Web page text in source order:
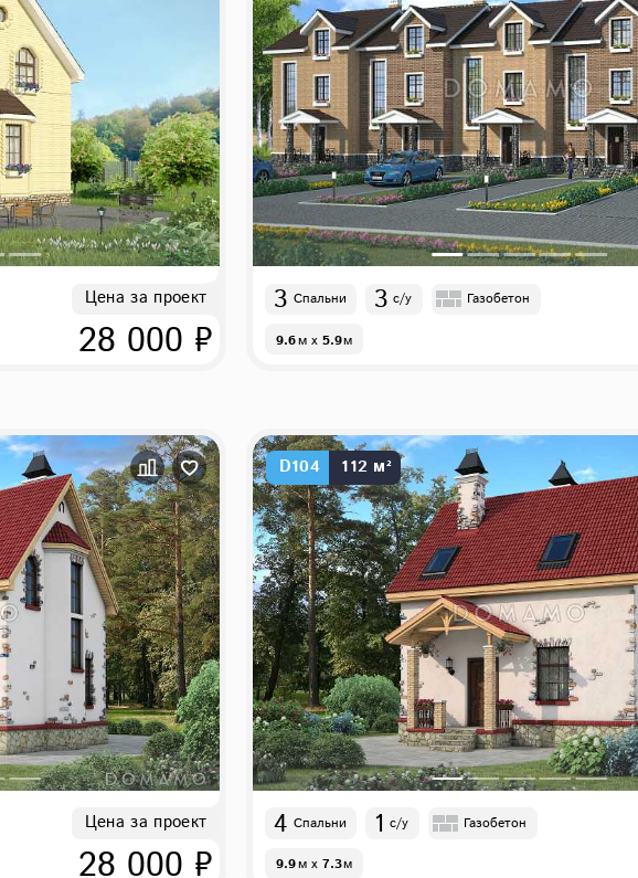
Цена за проект
28 000 ₽
3 Спальни 3 с/у Газобетон
9.6м x 5.9м
Цена за проект
28 000 ₽
D104 112 м²
4 Спальни 1 с/у Газобетон
9.9м x 7.3м